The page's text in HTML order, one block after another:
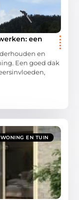
een
en
Een goed dak
WONING EN TUIN